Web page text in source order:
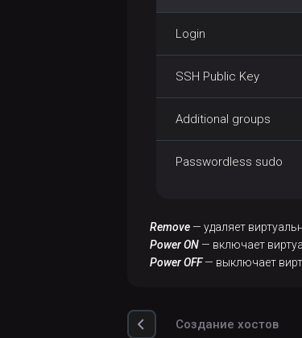
Login
SSH Public Key
Additional groups
Passwordless sudo
Remove— удаляет
Power ON— включает
Power OFF— выключает
Создание хостов